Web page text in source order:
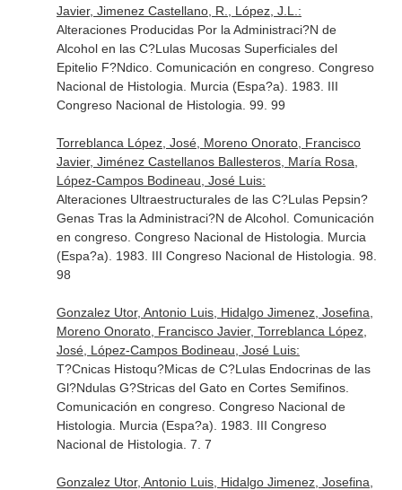
Javier, Jimenez Castellano, R., López, J.L.:
Alteraciones Producidas Por la Administraci?N de
Alcohol en las C?Lulas Mucosas Superficiales del
Epitelio F?Ndico. Comunicación en congreso. Congreso
Nacional de Histologia. Murcia (Espa?a). 1983. III
Congreso Nacional de Histologia. 99. 99
Torreblanca López, José, Moreno Onorato, Francisco
Javier, Jiménez Castellanos Ballesteros, María Rosa,
López-Campos Bodineau, José Luis:
Alteraciones Ultraestructurales de las C?Lulas Pepsin?
Genas Tras la Administraci?N de Alcohol. Comunicación
en congreso. Congreso Nacional de Histologia. Murcia
(Espa?a). 1983. III Congreso Nacional de Histologia. 98.
98
Gonzalez Utor, Antonio Luis, Hidalgo Jimenez, Josefina,
Moreno Onorato, Francisco Javier, Torreblanca López,
José, López-Campos Bodineau, José Luis:
T?Cnicas Histoqu?Micas de C?Lulas Endocrinas de las
Gl?Ndulas G?Stricas del Gato en Cortes Semifinos.
Comunicación en congreso. Congreso Nacional de
Histologia. Murcia (Espa?a). 1983. III Congreso
Nacional de Histologia. 7. 7
Gonzalez Utor, Antonio Luis, Hidalgo Jimenez, Josefina,